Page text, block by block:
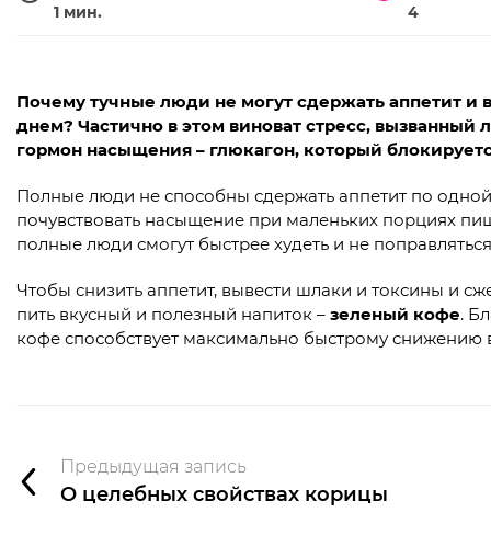
1 мин.
4
Почему тучные люди не могут сдержать аппетит
днем? Частично в этом виноват стресс, вызванный
гормон насыщения – глюкагон, который
Полные люди не способны сдержать аппетит по
почувствовать насыщение при маленьких порциях
полные люди смогут быстрее худеть и не
Чтобы снизить аппетит, вывести шлаки и токсины и
пить вкусный и полезный напиток – зеленый кофе.
кофе способствует максимально быстрому снижению
Предыдущая запись
О целебных свойствах корицы